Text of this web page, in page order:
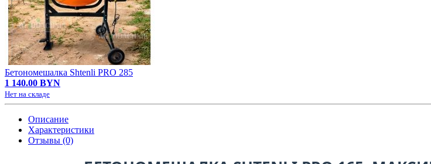
Бетономешалка Shtenli PRO 285
1 140.00 BYN
Нет на складе
Описание
Характеристики
Отзывы (0)